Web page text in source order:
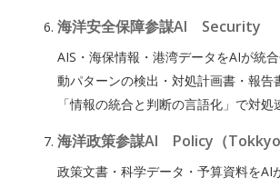
海洋安全保障参謀AI Security
AIS・海保情報・港湾データをAIが統
動パターンの検出・対処計画書・報告
「情報の統合と判断の言語化」で対処
海洋政策参謀AI Policy（
政策文書・科学データ・予算資料をAI